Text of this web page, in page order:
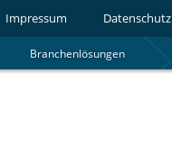
Impressum Datenschutz
Branchenlösungen